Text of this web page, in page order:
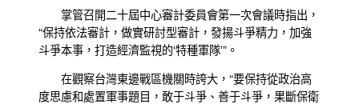
掌管召開二十屆中心審計委員會第一次會議時指出，
“保持依法審計，做實研討型審計，發揚斗爭精力，加強
斗爭本事，打造經濟監視的‘特種軍隊’”。
在觀察台灣東邊戰區機關時誇大，“要保持從政治高
度思慮和處置軍事題目，敢于斗爭、善于斗爭，果斷保衛